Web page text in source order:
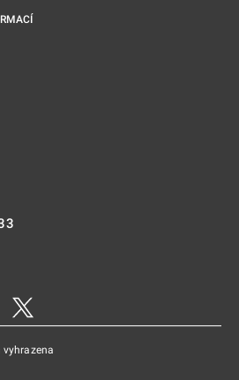
nové kartě
na nové kartě
se otevře na nové kartě
Odkaz se otevře na nové kartě